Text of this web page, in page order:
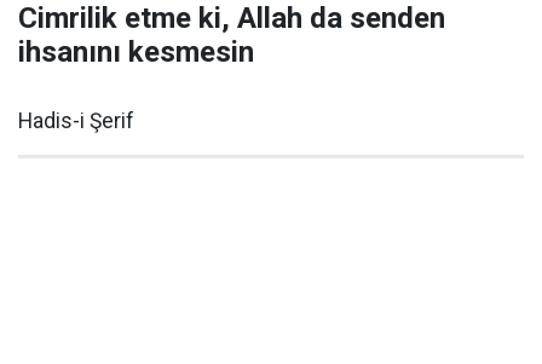
Cimrilik etme ki, Allah da senden
ihsanını kesmesin
Hadis-i Şerif